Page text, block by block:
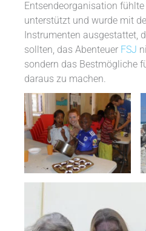
Entsendeorganisation
unterstützt und wurde mit
Instrumenten ausgestattet,
sollten, das Abenteuer FSJ
sondern das Bestmögliche
daraus zu machen.